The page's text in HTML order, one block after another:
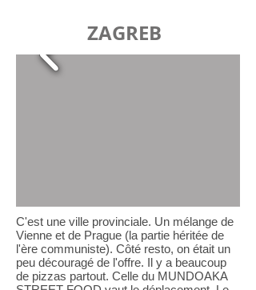
ZAGREB
C'est une ville provinciale. Un mélange de
Vienne et de Prague (la partie héritée de
l'ère communiste). Côté resto, on était un
peu découragé de l'offre. Il y a beaucoup
de pizzas partout. Celle du MUNDOAKA